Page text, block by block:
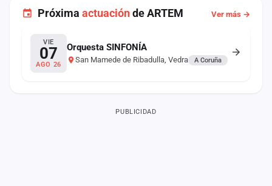
Próxima actuaciónde ARTEM Ver más →
VIE
07
AGO 26
Orquesta SINFONÍA
San Mamede de Ribadulla, Vedra A Coruña
PUBLICIDAD